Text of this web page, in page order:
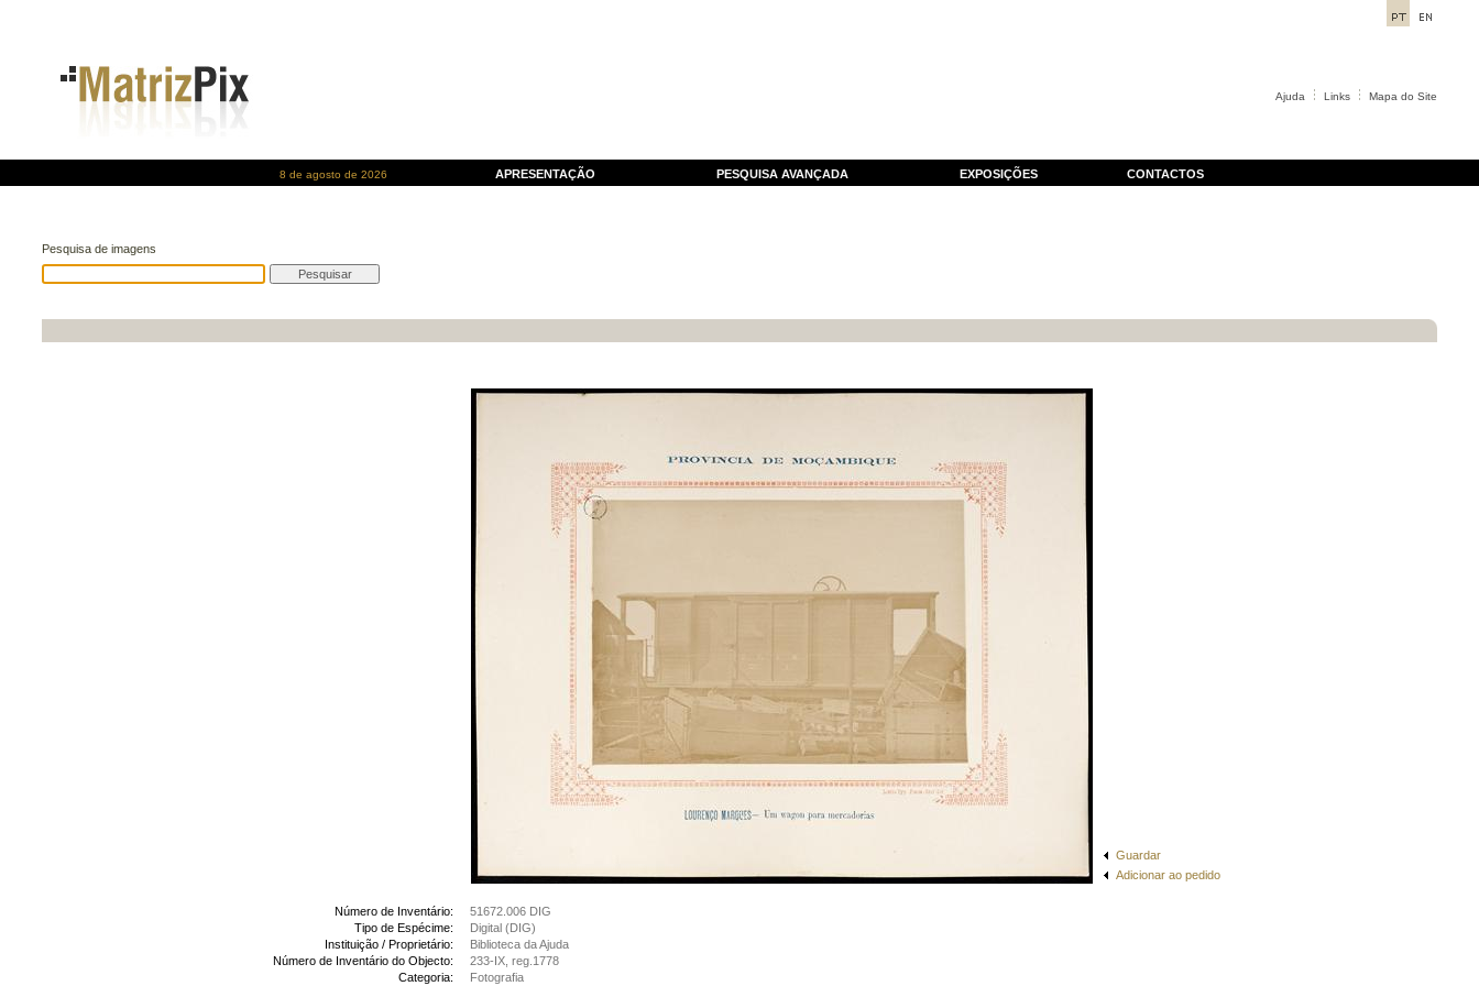
Ajuda Links Mapa do Site
8 de agosto de 2026 APRESENTAÇÃO PESQUISA AVANÇADA EXPOSIÇÕES CONTACTOS
Pesquisa de imagens
Guardar
Adicionar ao pedido
Número de Inventário:
51672.006 DIG
Tipo de Espécime:
Digital (DIG)
Instituição / Proprietário:
Biblioteca da Ajuda
Número de Inventário do Objecto:
233-IX, reg.1778
Categoria:
Fotografia